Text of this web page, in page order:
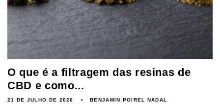
O que é a filtragem das resinas de
CBD e como...
21 DE JULHO DE 2026 BENJAMIN POIREL NADAL